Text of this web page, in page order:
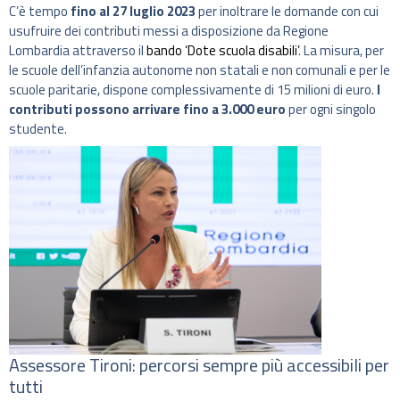
C’è tempo fino al 27 luglio 2023per inoltrare le domande con cui
usufruire dei contributi messi a disposizione da Regione
Lombardia attraverso ilbando ‘Dote scuola disabili’. La misura, per
le scuole dell’infanzia autonome non statali e non comunali e per le
scuole paritarie, dispone complessivamente di 15 milioni di euro. I
contributi possono arrivare fino a 3.000 europer ogni singolo
studente.
Assessore Tironi: percorsi sempre più accessibili per
tutti